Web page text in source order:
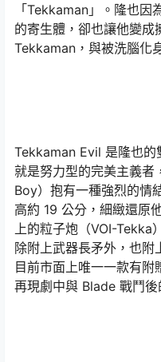
「Tekkaman」。隆也
的寄生體，卻也讓他變
Tekkaman，與被洗腦化
Tekkaman Evil 是隆也的
就是努力型的完美主義
Boy）抱有一種強烈的情
高約 19 公分，細緻還原
上的粒子炮（VOI-Tekka
除附上武器長矛外，也
目前市面上唯一一款有
再現劇中與 Blade 戰鬥後